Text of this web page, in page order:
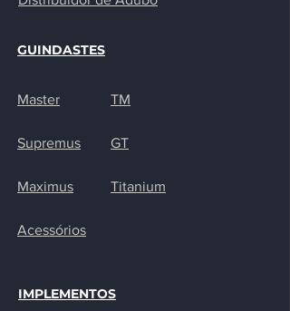
GUINDASTES
Master
Supremus
Maximus
Acessórios
TM
GT
Titanium
IMPLEMENTOS